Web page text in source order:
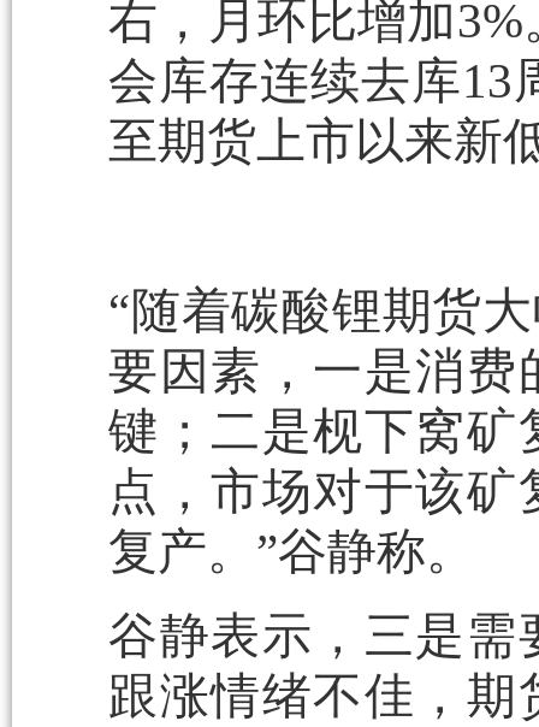
右，月环比增加
会库存连续去库13
至期货上市以来新
“随着碳酸锂期货
要因素，一是消费
键；二是枧下窝矿
点，市场对于该
复产。”谷静称。
谷静表示，三是需
跟涨情绪不佳，